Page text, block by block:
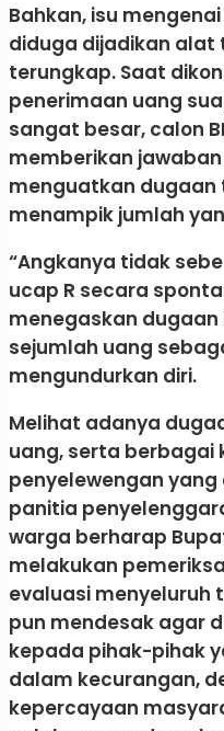
Bahkan, isu
diduga dijadikan alat
terungkap. Saat
penerimaan uang
sangat besar, calon
memberikan
menguatkan dugaan
menampik jumlah
“Angkanya tidak
ucap R secara
menegaskan
sejumlah uang
mengundurkan diri.
Melihat adanya
uang, serta berbagai
penyelewengan
panitia
warga berharap
melakukan
evaluasi menyeluruh
pun mendesak agar
kepada pihak-pihak
dalam kecurangan,
kepercayaan